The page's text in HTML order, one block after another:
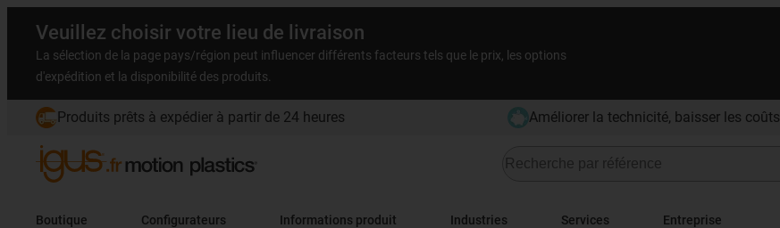
Veuillez choisir votre lieu de livraison
La sélection de la page pays/région peut influencer différents facteurs tels que le prix, les options
d'expédition et la disponibilité des produits.
Produits prêts à expédier à partir de 24 heures Améliorer la technicité, baisser les coûts
Boutique Configurateurs Informations produit Industries Services Entreprise